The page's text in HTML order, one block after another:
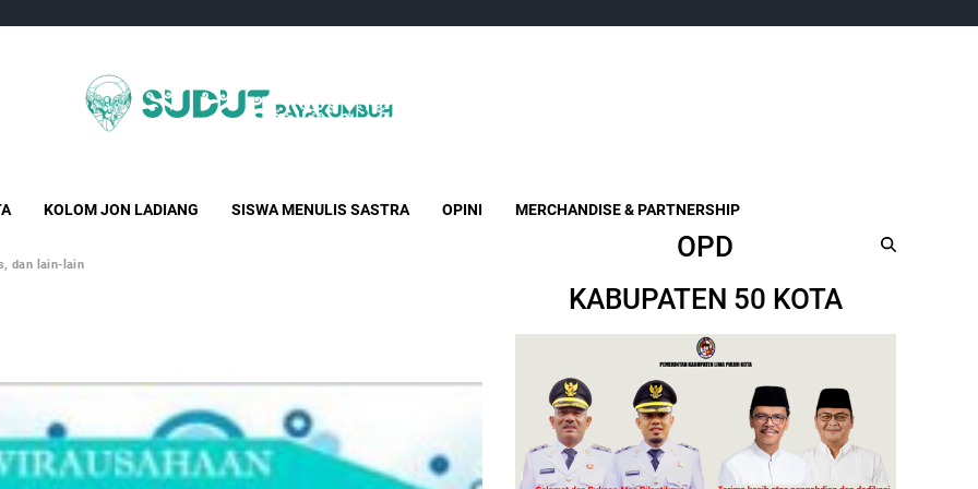
KOLOM JON LADIANG SISWA MENULIS SASTRA OPINI MERCHANDISE & PARTNERSHIP
dan lain-lain
OPD
KABUPATEN 50 KOTA